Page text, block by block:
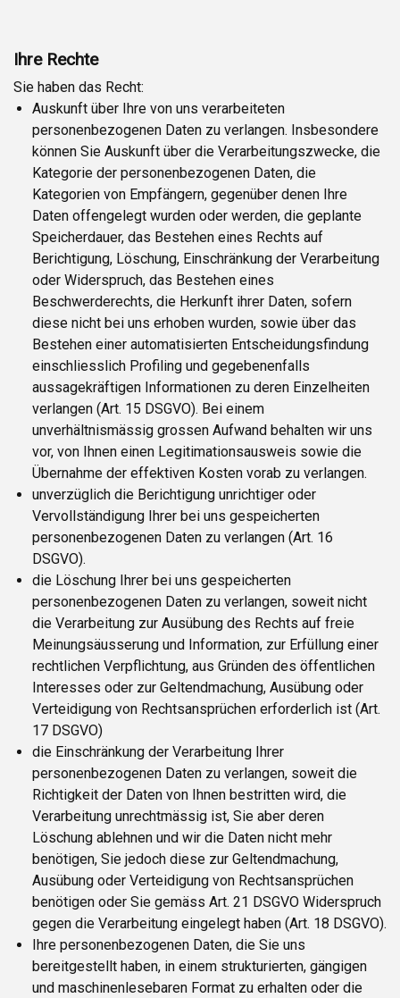
Ihre Rechte
Sie haben das Recht:
Auskunft über Ihre von uns verarbeiteten
personenbezogenen Daten zu verlangen. Insbesondere
können Sie Auskunft über die Verarbeitungszwecke, die
Kategorie der personenbezogenen Daten, die
Kategorien von Empfängern, gegenüber denen Ihre
Daten offengelegt wurden oder werden, die geplante
Speicherdauer, das Bestehen eines Rechts auf
Berichtigung, Löschung, Einschränkung der Verarbeitung
oder Widerspruch, das Bestehen eines
Beschwerderechts, die Herkunft ihrer Daten, sofern
diese nicht bei uns erhoben wurden, sowie über das
Bestehen einer automatisierten Entscheidungsfindung
einschliesslich Profiling und gegebenenfalls
aussagekräftigen Informationen zu deren Einzelheiten
verlangen (Art. 15 DSGVO). Bei einem
unverhältnismässig grossen Aufwand behalten wir uns
vor, von Ihnen einen Legitimationsausweis sowie die
Übernahme der effektiven Kosten vorab zu verlangen.
unverzüglich die Berichtigung unrichtiger oder
Vervollständigung Ihrer bei uns gespeicherten
personenbezogenen Daten zu verlangen (Art. 16
DSGVO).
die Löschung Ihrer bei uns gespeicherten
personenbezogenen Daten zu verlangen, soweit nicht
die Verarbeitung zur Ausübung des Rechts auf freie
Meinungsäusserung und Information, zur Erfüllung einer
rechtlichen Verpflichtung, aus Gründen des öffentlichen
Interesses oder zur Geltendmachung, Ausübung oder
Verteidigung von Rechtsansprüchen erforderlich ist (Art.
17 DSGVO)
die Einschränkung der Verarbeitung Ihrer
personenbezogenen Daten zu verlangen, soweit die
Richtigkeit der Daten von Ihnen bestritten wird, die
Verarbeitung unrechtmässig ist, Sie aber deren
Löschung ablehnen und wir die Daten nicht mehr
benötigen, Sie jedoch diese zur Geltendmachung,
Ausübung oder Verteidigung von Rechtsansprüchen
benötigen oder Sie gemäss Art. 21 DSGVO Widerspruch
gegen die Verarbeitung eingelegt haben (Art. 18 DSGVO).
Ihre personenbezogenen Daten, die Sie uns
bereitgestellt haben, in einem strukturierten, gängigen
und maschinenlesebaren Format zu erhalten oder die